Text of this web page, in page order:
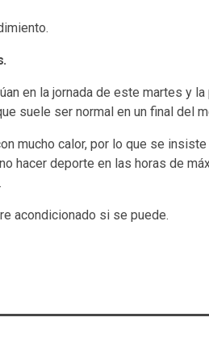
en la jornada de este martes y
suele ser normal en un final del
mucho calor, por lo que se insiste
hacer deporte en las horas de
acondicionado si se puede.